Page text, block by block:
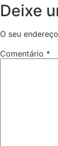
Deixe
O seu
Comentário *